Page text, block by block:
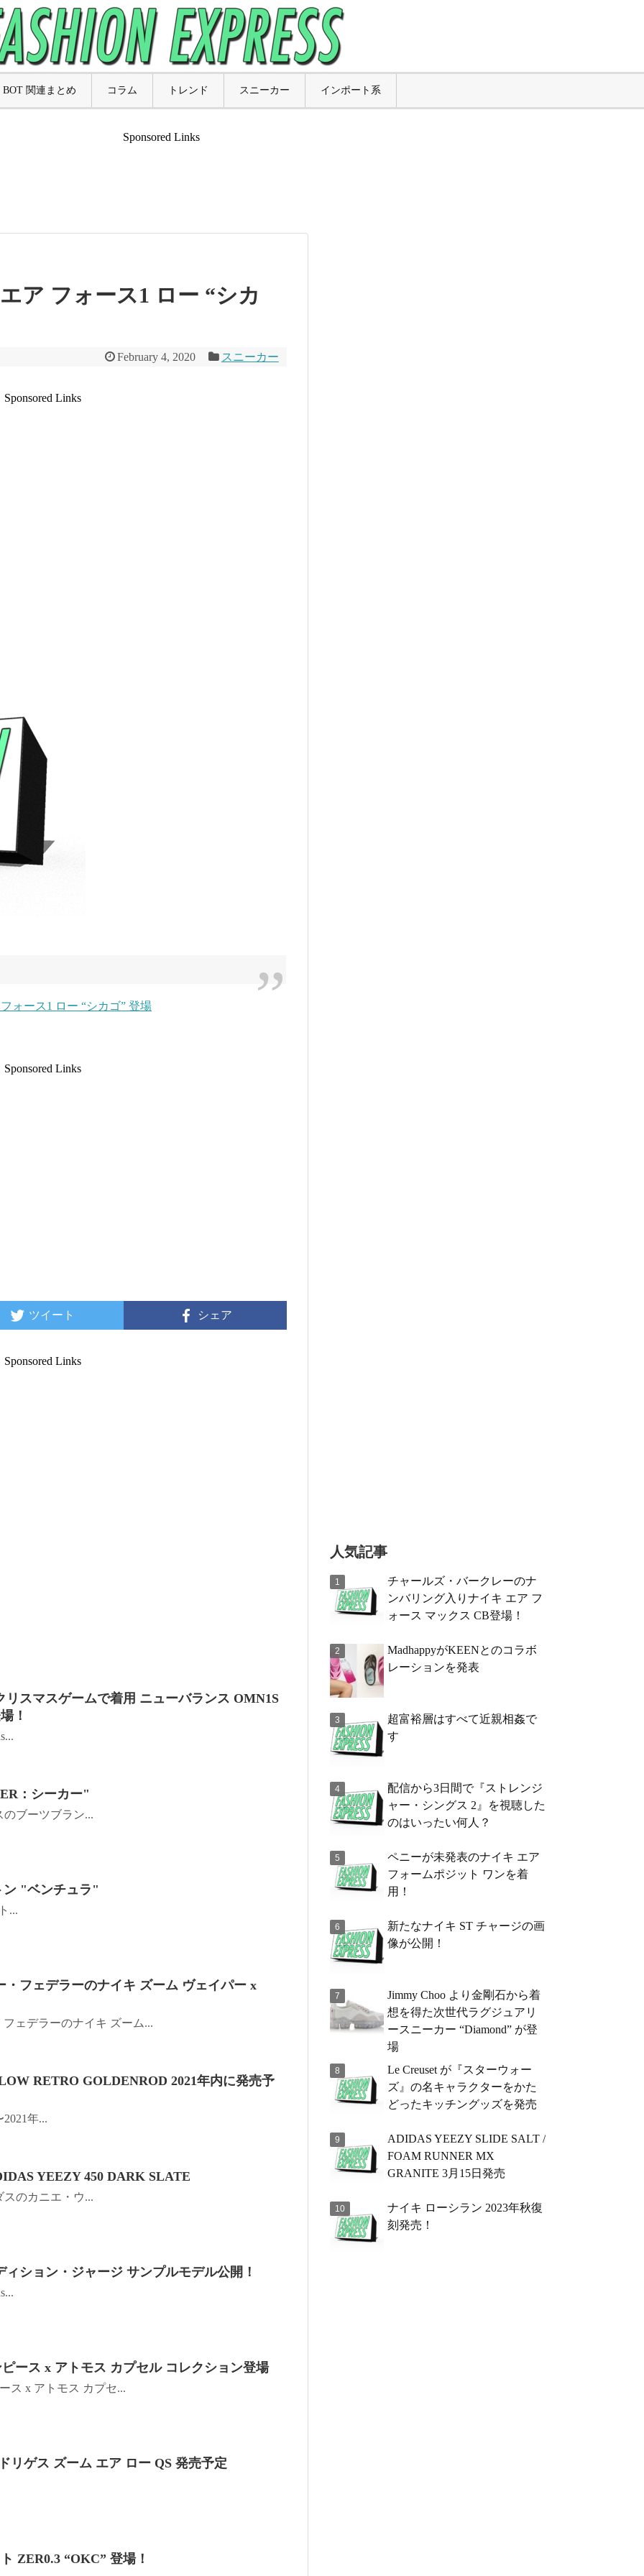
BOT 関連まとめ コラム トレンド スニーカー インポート系
Sponsored Links
ア フォース1 ロー “シカ
February 4, 2020 スニーカー
Sponsored Links
ォース1 ロー “シカゴ” 登場
Sponsored Links
ツイート シェア
Sponsored Links
リスマスゲームで着用 ニューバランス OMN1S
！
：シーカー"
のブーツブラン...
ン "ベンチュラ"
...
・フェデラーのナイキ ズーム ヴェイパー x
ェデラーのナイキ ズーム...
RETRO GOLDENROD 2021年内に発売予
2021年...
YEEZY 450 DARK SLATE
スのカニエ・ウ...
ション・ジャージ サンプルモデル公開！
ース x アトモス カプセル コレクション登場
ス x アトモス カプセ...
リゲス ズーム エア ロー QS 発売予定
ZER0.3 “OKC” 登場！
人気記事
チャールズ・バークレーのナ
ンバリング入りナイキ エア フ
ォース マックス CB登場！
MadhappyがKEENとのコラボ
レーションを発表
超富裕層はすべて近親相姦で
す
配信から3日間で『ストレンジ
ャー・シングス 2』を視聴した
のはいったい何人？
ペニーが未発表のナイキ エア
フォームポジット ワンを着
用！
新たなナイキ ST チャージの画
像が公開！
Jimmy Choo より金剛石から着
想を得た次世代ラグジュアリ
ースニーカー “Diamond” が登
場
Le Creuset が『スターウォー
ズ』の名キャラクターをかた
どったキッチングッズを発売
ADIDAS YEEZY SLIDE SALT /
FOAM RUNNER MX
GRANITE 3月15日発売
ナイキ ローシラン 2023年秋復
刻発売！